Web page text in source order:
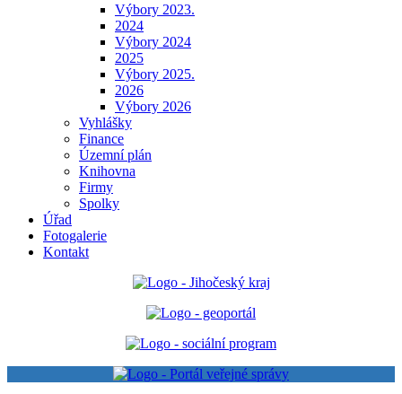
Výbory 2023.
2024
Výbory 2024
2025
Výbory 2025.
2026
Výbory 2026
Vyhlášky
Finance
Územní plán
Knihovna
Firmy
Spolky
Úřad
Fotogalerie
Kontakt